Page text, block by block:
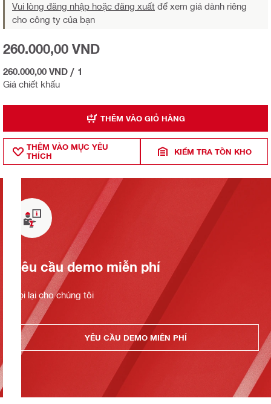
Vui lòng đăng nhập hoặc đăng xuất để xem giá dành riêng
cho công ty của bạn
Giá chiết khấu
260.000,00 VND
260.000,00 VND / 1
THÊM VÀO GIỎ HÀNG
THÊM VÀO MỤ̣C YÊU
THÍCH
KIỂM TRA TỒN KHO
Yêu cầu demo miễn phí
Gọi lại cho chúng tôi
YÊU CẦU DEMO MIỄN PHÍ